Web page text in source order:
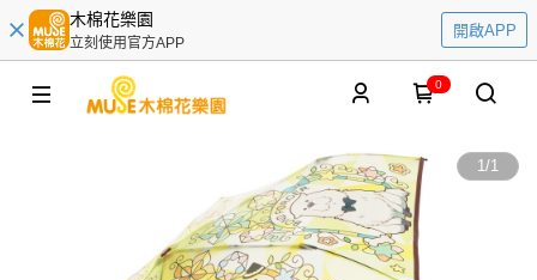
木棉花樂園
立刻使用官方APP
開啟APP
0
1/1